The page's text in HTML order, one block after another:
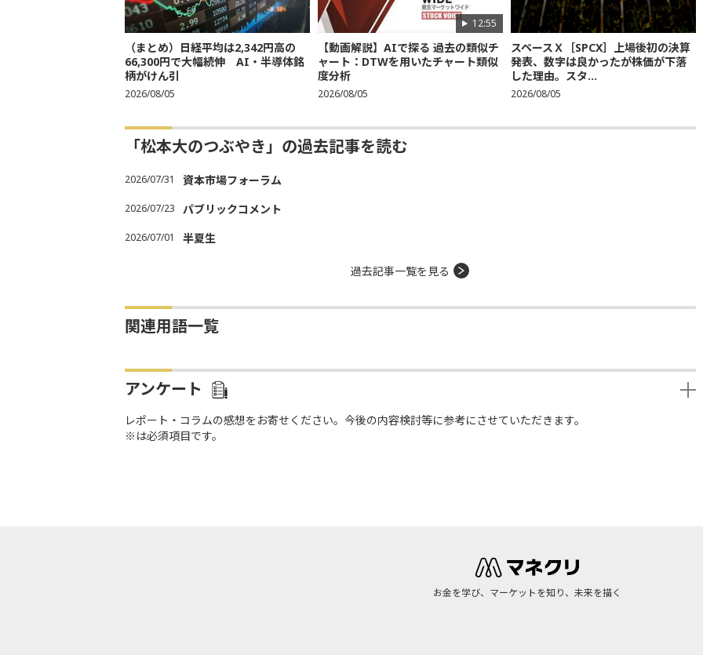
（まとめ）日経平均は2,342円高の
66,300円で大幅続伸 AI・半導体銘
柄がけん引
2026/08/05
12:55
【動画解説】AIで探る 過去の類似チ
ャート：DTWを用いたチャート類似
度分析
2026/08/05
スペースＸ［SPCX］上場後初の決算
発表、数字は良かったが株価が下落
した理由。スタ...
2026/08/05
「松本大のつぶやき」の過去記事を読む
2026/07/31 資本市場フォーラム
2026/07/23 パブリックコメント
2026/07/01 半夏生
過去記事一覧を見る
関連用語一覧
アンケート
レポート・コラムの感想をお寄せください。今後の内容検討等に参考にさせていただきます。
※は必須項目です。
お金を学び、マーケットを知り、未来を描く